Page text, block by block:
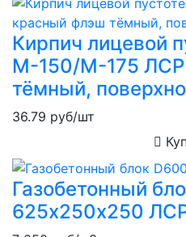
Кирпич лицевой
М-150/М-175
тёмный,
36.79 руб/шт
Газобетонный
625х250х250